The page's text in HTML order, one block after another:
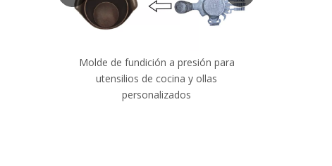
Molde de fundición a presión para
utensilios de cocina y ollas
personalizados